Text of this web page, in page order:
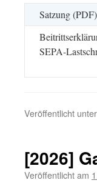
Satzung (PDF)
SEPA-
Veröffentlicht unter
[2026]
Veröffentlicht am